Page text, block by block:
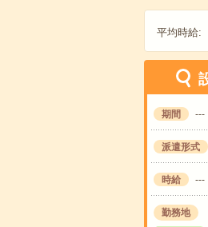
平均時給:
期間 ---
派遣形式
時給 ---
勤務地